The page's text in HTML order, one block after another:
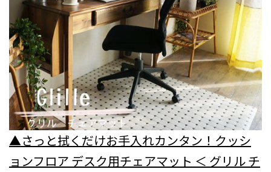
▲さっと拭くだけお手入れカンタン！クッシ
ョンフロア デスク用チェアマット ＜ グリル チ